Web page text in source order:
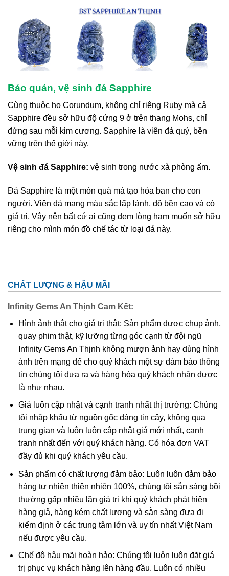
Bảo quản, vệ sinh đá Sapphire
Cùng thuộc họ Corundum, không chỉ riêng Ruby mà cả
Sapphire đều sở hữu độ cứng 9 ở trên thang Mohs, chỉ
đứng sau mỗi kim cương. Sapphire là viên đá quý, bền
vững trên thế giới này.
Vệ sinh đá Sapphire: vệ sinh trong nước xà phòng ấm.
Đá Sapphire là một món quà mà tạo hóa ban cho con
người. Viên đá mang màu sắc lấp lánh, độ bền cao và có
giá trị. Vậy nên bất cứ ai cũng đem lòng ham muốn sở hữu
riêng cho mình món đồ chế tác từ loại đá này.
CHẤT LƯỢNG & HẬU MÃI
Infinity Gems An Thịnh Cam Kết:
Hình ảnh thật cho giá trị thật: Sản phẩm được chụp ảnh,
quay phim thật, kỹ lưỡng từng góc cạnh từ đội ngũ
Infinity Gems An Thịnh không mượn ảnh hay dùng hình
ảnh trên mạng để cho quý khách một sự đảm bảo thông
tin chúng tôi đưa ra và hàng hóa quý khách nhận được
là như nhau.
Giá luôn cập nhật và cạnh tranh nhất thị trường: Chúng
tôi nhập khẩu từ nguồn gốc đáng tin cậy, không qua
trung gian và luôn luôn cập nhật giá mới nhất, cạnh
tranh nhất đến với quý khách hàng. Có hóa đơn VAT
đầy đủ khi quý khách yêu cầu.
Sản phẩm có chất lượng đảm bảo: Luôn luôn đảm bảo
hàng tự nhiên thiên nhiên 100%, chúng tôi sẵn sàng bồi
thường gấp nhiều lần giá trị khi quý khách phát hiện
hàng giả, hàng kém chất lượng và sẵn sàng đưa đi
kiểm định ở các trung tâm lớn và uy tín nhất Việt Nam
nếu được yêu cầu.
Chế độ hậu mãi hoàn hảo: Chúng tôi luôn luôn đặt giá
trị phục vụ khách hàng lên hàng đầu. Luôn có nhiều